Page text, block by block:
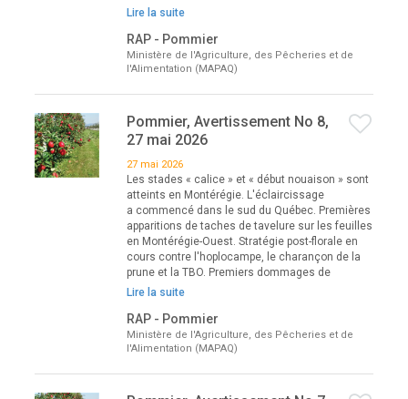
Lire la suite
RAP - Pommier
Ministère de l'Agriculture, des Pêcheries et de
l'Alimentation (MAPAQ)
Pommier, Avertissement No 8,
27 mai 2026
27 mai 2026
Les stades « calice » et « début nouaison » sont
atteints en Montérégie. L'éclaircissage
a commencé dans le sud du Québec. Premières
apparitions de taches de tavelure sur les feuilles
en Montérégie-Ouest. Stratégie post-florale en
cours contre l'hoplocampe, le charançon de la
prune et la TBO. Premiers dommages de
Lire la suite
RAP - Pommier
Ministère de l'Agriculture, des Pêcheries et de
l'Alimentation (MAPAQ)